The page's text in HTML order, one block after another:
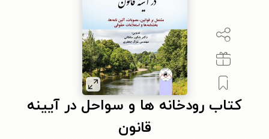
کتاب رودخانه ها و سواحل در آیینه
قانون